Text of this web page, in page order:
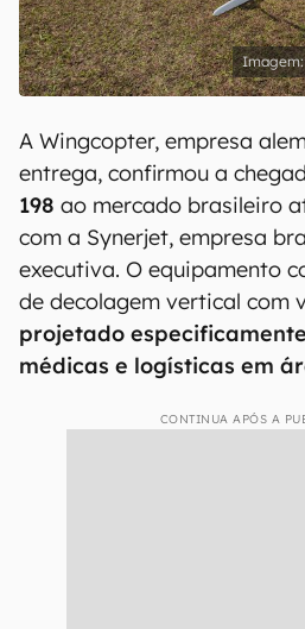
A Wingcopter, empresa
entrega, confirmou a
198 ao mercado brasileiro
com a Synerjet, empresa
executiva. O equipamento
de decolagem vertical com
projetado
médicas e logísticas em
CONTINUA APÓS A